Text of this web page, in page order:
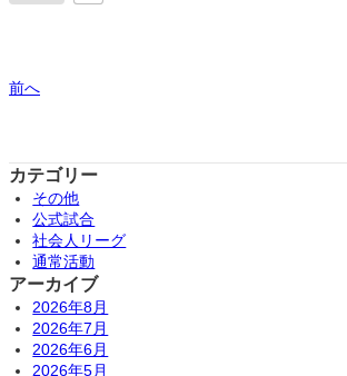
前へ
カテゴリー
その他
公式試合
社会人リーグ
通常活動
アーカイブ
2026年8月
2026年7月
2026年6月
2026年5月